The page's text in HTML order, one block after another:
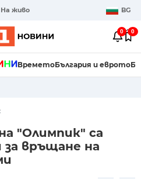
На живо BG
0 0
ВреметоБългария и еврото
"Олимпик" са
за връщане на